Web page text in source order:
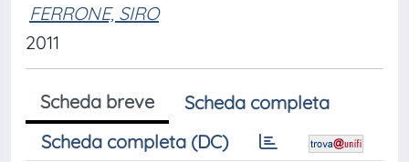
FERRONE, SIRO
2011
Scheda breve
Scheda completa
Scheda completa (DC)